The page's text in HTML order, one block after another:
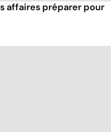
affaires préparer pour